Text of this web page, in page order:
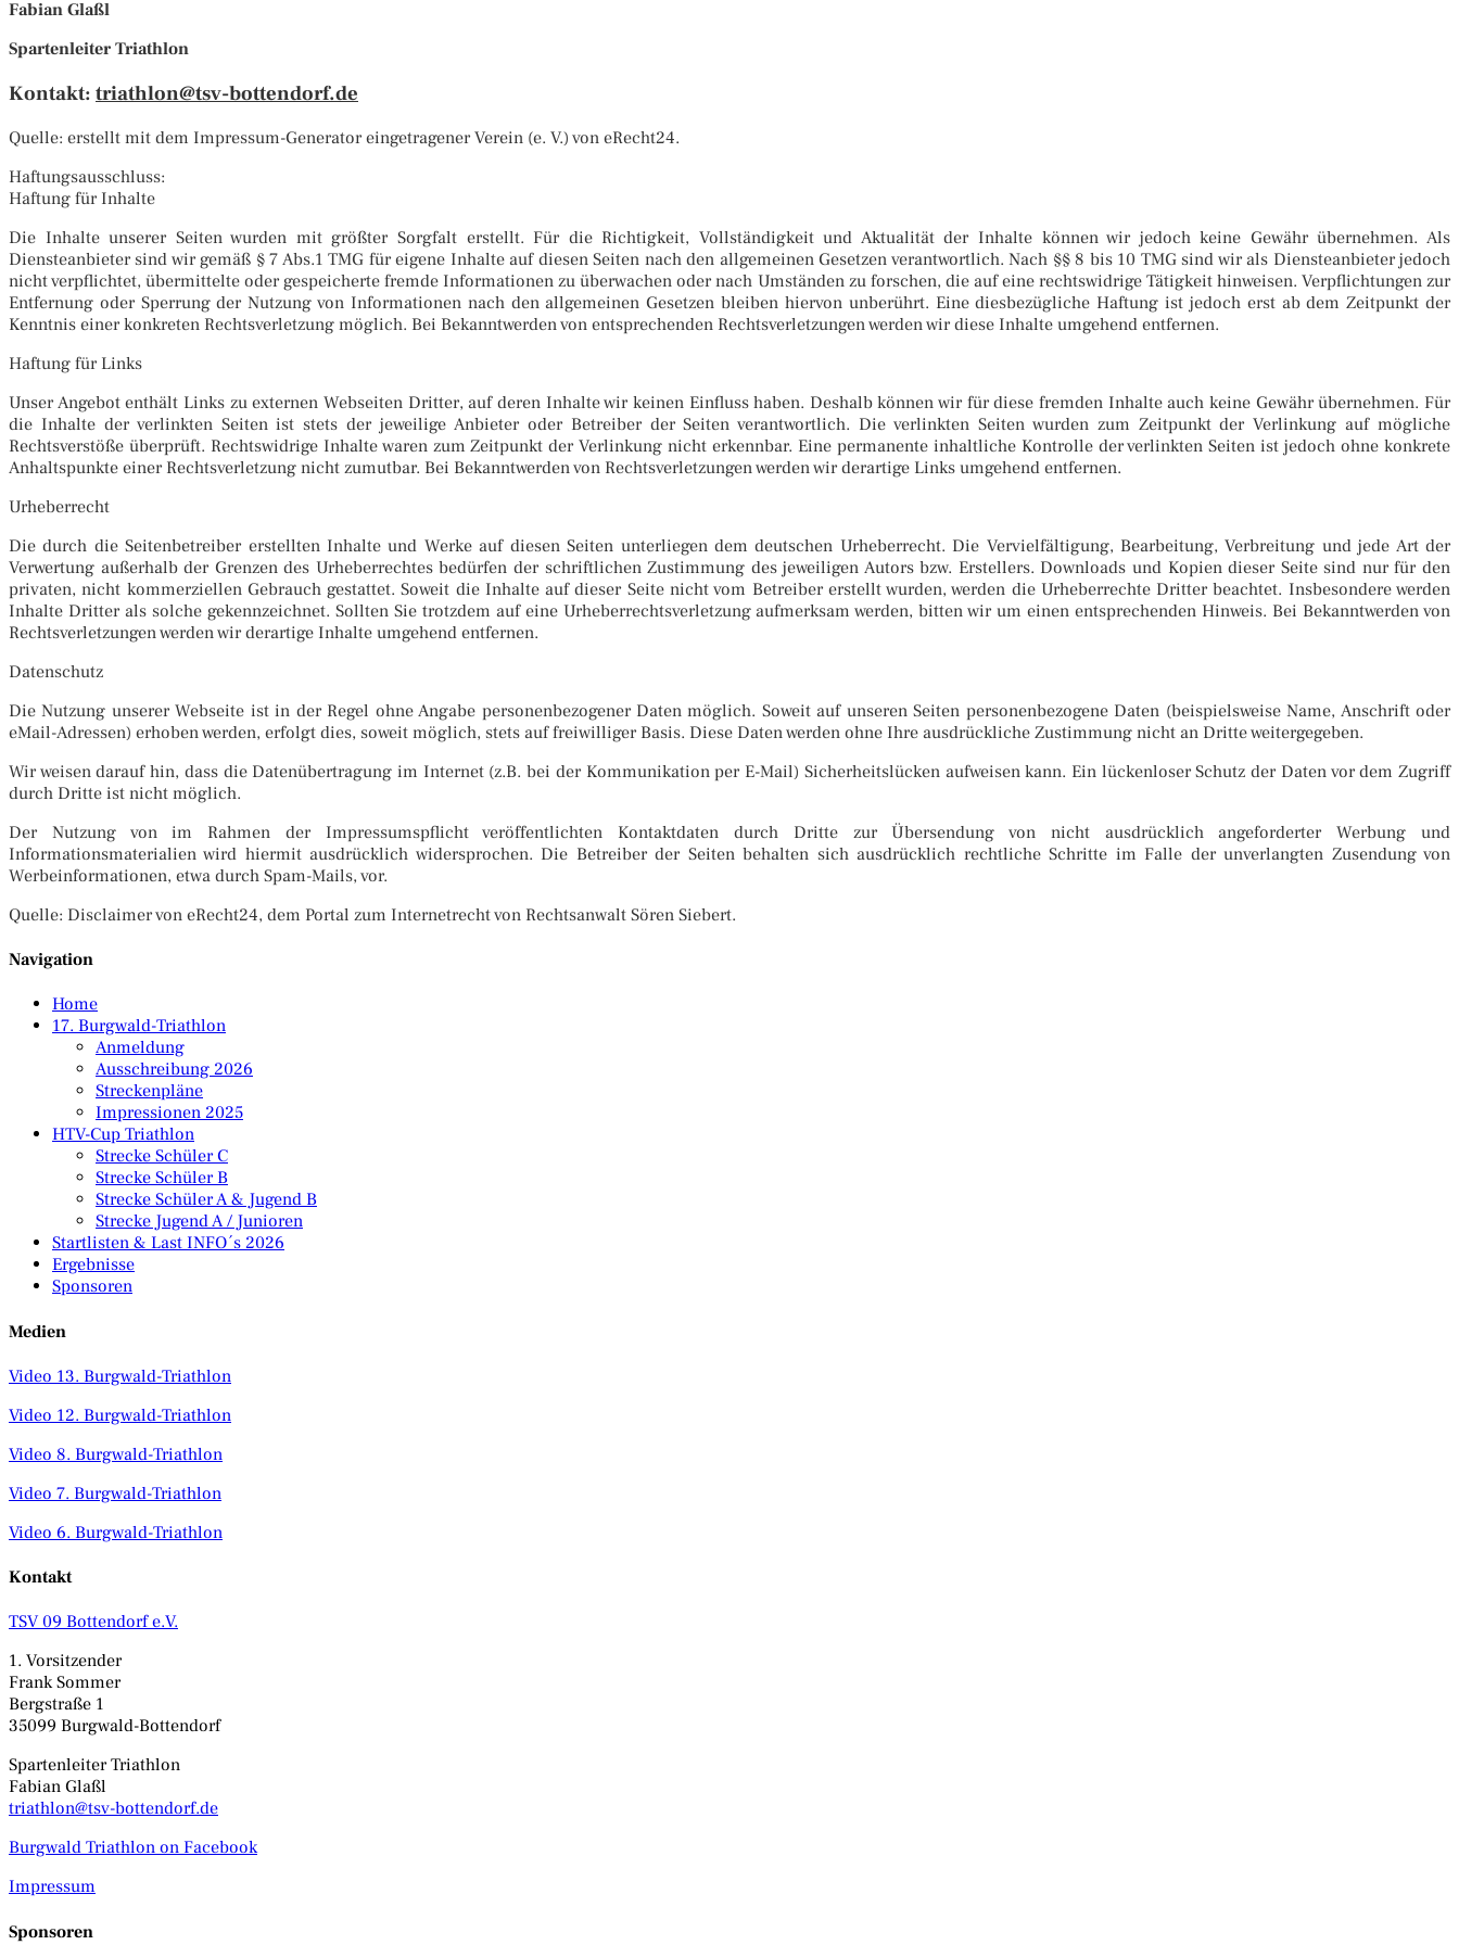
Fabian Glaßl
Spartenleiter Triathlon
Kontakt: triathlon@tsv-bottendorf.de
Quelle: erstellt mit dem Impressum-Generator eingetragener Verein (e. V.) von eRecht24.
Haftungsausschluss:
Haftung für Inhalte
Die Inhalte unserer Seiten wurden mit größter Sorgfalt erstellt. Für die Richtigkeit, Vollständigkeit und Aktualität der Inhalte können wir jedoch keine Gewähr übernehmen. Als
Diensteanbieter sind wir gemäß § 7 Abs.1 TMG für eigene Inhalte auf diesen Seiten nach den allgemeinen Gesetzen verantwortlich. Nach §§ 8 bis 10 TMG sind wir als Diensteanbieter jedoch
nicht verpflichtet, übermittelte oder gespeicherte fremde Informationen zu überwachen oder nach Umständen zu forschen, die auf eine rechtswidrige Tätigkeit hinweisen. Verpflichtungen zur
Entfernung oder Sperrung der Nutzung von Informationen nach den allgemeinen Gesetzen bleiben hiervon unberührt. Eine diesbezügliche Haftung ist jedoch erst ab dem Zeitpunkt der
Kenntnis einer konkreten Rechtsverletzung möglich. Bei Bekanntwerden von entsprechenden Rechtsverletzungen werden wir diese Inhalte umgehend entfernen.
Haftung für Links
Unser Angebot enthält Links zu externen Webseiten Dritter, auf deren Inhalte wir keinen Einfluss haben. Deshalb können wir für diese fremden Inhalte auch keine Gewähr übernehmen. Für
die Inhalte der verlinkten Seiten ist stets der jeweilige Anbieter oder Betreiber der Seiten verantwortlich. Die verlinkten Seiten wurden zum Zeitpunkt der Verlinkung auf mögliche
Rechtsverstöße überprüft. Rechtswidrige Inhalte waren zum Zeitpunkt der Verlinkung nicht erkennbar. Eine permanente inhaltliche Kontrolle der verlinkten Seiten ist jedoch ohne konkrete
Anhaltspunkte einer Rechtsverletzung nicht zumutbar. Bei Bekanntwerden von Rechtsverletzungen werden wir derartige Links umgehend entfernen.
Urheberrecht
Die durch die Seitenbetreiber erstellten Inhalte und Werke auf diesen Seiten unterliegen dem deutschen Urheberrecht. Die Vervielfältigung, Bearbeitung, Verbreitung und jede Art der
Verwertung außerhalb der Grenzen des Urheberrechtes bedürfen der schriftlichen Zustimmung des jeweiligen Autors bzw. Erstellers. Downloads und Kopien dieser Seite sind nur für den
privaten, nicht kommerziellen Gebrauch gestattet. Soweit die Inhalte auf dieser Seite nicht vom Betreiber erstellt wurden, werden die Urheberrechte Dritter beachtet. Insbesondere werden
Inhalte Dritter als solche gekennzeichnet. Sollten Sie trotzdem auf eine Urheberrechtsverletzung aufmerksam werden, bitten wir um einen entsprechenden Hinweis. Bei Bekanntwerden von
Rechtsverletzungen werden wir derartige Inhalte umgehend entfernen.
Datenschutz
Die Nutzung unserer Webseite ist in der Regel ohne Angabe personenbezogener Daten möglich. Soweit auf unseren Seiten personenbezogene Daten (beispielsweise Name, Anschrift oder
eMail-Adressen) erhoben werden, erfolgt dies, soweit möglich, stets auf freiwilliger Basis. Diese Daten werden ohne Ihre ausdrückliche Zustimmung nicht an Dritte weitergegeben.
Wir weisen darauf hin, dass die Datenübertragung im Internet (z.B. bei der Kommunikation per E-Mail) Sicherheitslücken aufweisen kann. Ein lückenloser Schutz der Daten vor dem Zugriff
durch Dritte ist nicht möglich.
Der Nutzung von im Rahmen der Impressumspflicht veröffentlichten Kontaktdaten durch Dritte zur Übersendung von nicht ausdrücklich angeforderter Werbung und
Informationsmaterialien wird hiermit ausdrücklich widersprochen. Die Betreiber der Seiten behalten sich ausdrücklich rechtliche Schritte im Falle der unverlangten Zusendung von
Werbeinformationen, etwa durch Spam-Mails, vor.
Quelle: Disclaimer von eRecht24, dem Portal zum Internetrecht von Rechtsanwalt Sören Siebert.
Navigation
Home
17. Burgwald-Triathlon
Anmeldung
Ausschreibung 2026
Streckenpläne
Impressionen 2025
HTV-Cup Triathlon
Strecke Schüler C
Strecke Schüler B
Strecke Schüler A & Jugend B
Strecke Jugend A / Junioren
Startlisten & Last INFO´s 2026
Ergebnisse
Sponsoren
Medien
Video 13. Burgwald-Triathlon
Video 12. Burgwald-Triathlon
Video 8. Burgwald-Triathlon
Video 7. Burgwald-Triathlon
Video 6. Burgwald-Triathlon
Kontakt
TSV 09 Bottendorf e.V.
1. Vorsitzender
Frank Sommer
Bergstraße 1
35099 Burgwald-Bottendorf
Spartenleiter Triathlon
Fabian Glaßl
triathlon@tsv-bottendorf.de
Burgwald Triathlon on Facebook
Impressum
Sponsoren